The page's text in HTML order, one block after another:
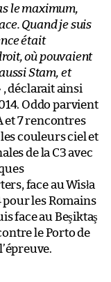
le maximum,
Quand je suis
était
où pouvaient
Stam, et
déclarait ainsi
Oddo parvient
et 7 rencontres
couleurs ciel et
de la C3 avec
face au Wisła
pour les Romains
face au Beşiktaş
le Porto de